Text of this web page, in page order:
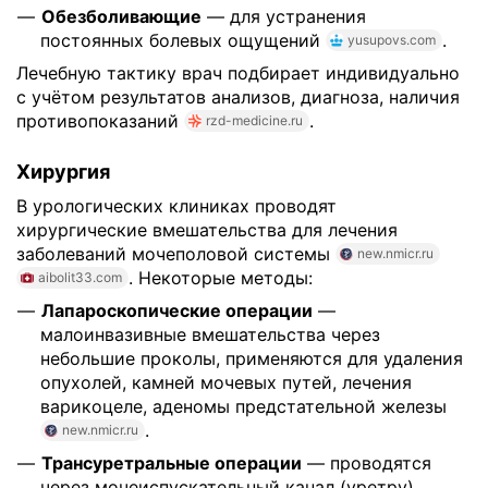
Обезболивающие — для устранения
постоянных болевых ощущений
yusupovs.com .
Лечебную тактику врач подбирает индивидуально
с учётом результатов анализов, диагноза, наличия
противопоказаний
rzd-medicine.ru .
Хирургия
В урологических клиниках проводят
хирургические вмешательства для лечения
заболеваний мочеполовой системы
new.nmicr.ru
aibolit33.com . Некоторые методы:
Лапароскопические операции —
малоинвазивные вмешательства через
небольшие проколы, применяются для удаления
опухолей, камней мочевых путей, лечения
варикоцеле, аденомы предстательной железы
new.nmicr.ru .
Трансуретральные операции — проводятся